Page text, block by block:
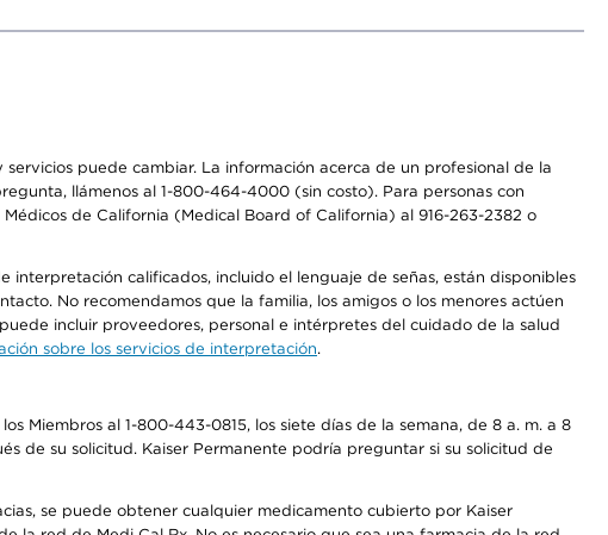
puede cambiar. La información acerca de un profesional de la
llámenos al 1-800-464-4000 (sin costo). Para personas con
de California (Medical Board of California) al 916-263-2382 o
interpretación calificados, incluido el lenguaje de señas, están disponibles
No recomendamos que la familia, los amigos o los menores actúen
incluir proveedores, personal e intérpretes del cuidado de la salud
sobre los servicios de interpretación.
Miembros al 1-800-443-0815, los siete días de la semana, de 8 a. m. a 8
de su solicitud. Kaiser Permanente podría preguntar si su solicitud de
se puede obtener cualquier medicamento cubierto por Kaiser